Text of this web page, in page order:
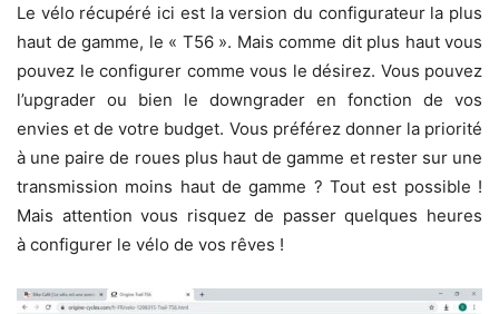
Le vélo récupéré ici est la version du configurateur la plus
haut de gamme, le « T56 ». Mais comme dit plus haut vous
pouvez le configurer comme vous le désirez. Vous pouvez
l’upgrader ou bien le downgrader en fonction de vos
envies et de votre budget. Vous préférez donner la priorité
à une paire de roues plus haut de gamme et rester sur une
transmission moins haut de gamme ? Tout est possible !
Mais attention vous risquez de passer quelques heures
à configurer le vélo de vos rêves !